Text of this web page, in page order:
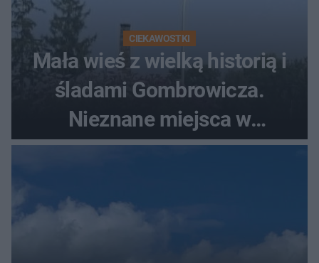
CIEKAWOSTKI
Mała wieś z wielką historią i
śladami Gombrowicza.
Nieznane miejsca w
Świętokrzyskiem